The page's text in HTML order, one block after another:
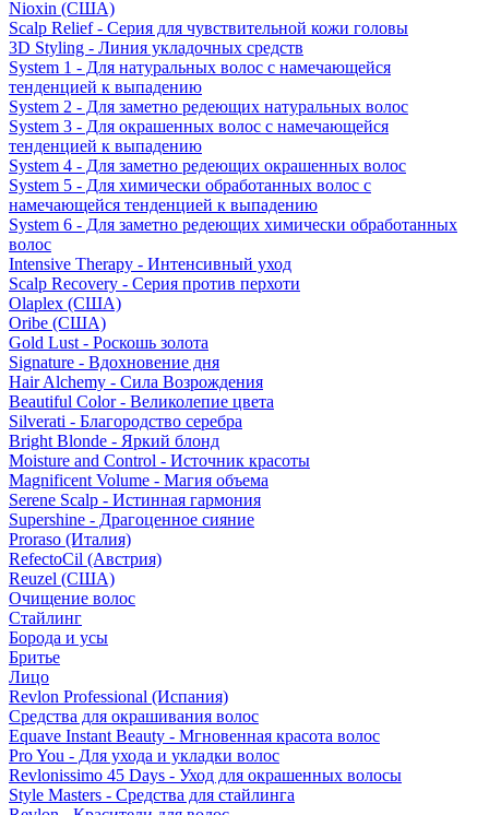
Nioxin (США)
Scalp Relief - Серия для чувствительной кожи головы
3D Styling - Линия укладочных средств
System 1 - Для натуральных волос с намечающейся
тенденцией к выпадению
System 2 - Для заметно редеющих натуральных волос
System 3 - Для окрашенных волос с намечающейся
тенденцией к выпадению
System 4 - Для заметно редеющих окрашенных волос
System 5 - Для химически обработанных волос с
намечающейся тенденцией к выпадению
System 6 - Для заметно редеющих химически обработанных
волос
Intensive Therapy - Интенсивный уход
Scalp Recovery - Серия против перхоти
Olaplex (США)
Oribe (США)
Gold Lust - Роскошь золота
Signature - Вдохновение дня
Hair Alchemy - Сила Возрождения
Beautiful Color - Великолепие цвета
Silverati - Благородство серебра
Bright Blonde - Яркий блонд
Moisture and Control - Источник красоты
Magnificent Volume - Магия объема
Serene Scalp - Истинная гармония
Supershine - Драгоценное сияние
Proraso (Италия)
RefectoCil (Австрия)
Reuzel (США)
Очищение волос
Стайлинг
Борода и усы
Бритье
Лицо
Revlon Professional (Испания)
Средства для окрашивания волос
Equave Instant Beauty - Мгновенная красота волос
Pro You - Для ухода и укладки волос
Revlonissimo 45 Days - Уход для окрашенных волосы
Style Masters - Средства для стайлинга